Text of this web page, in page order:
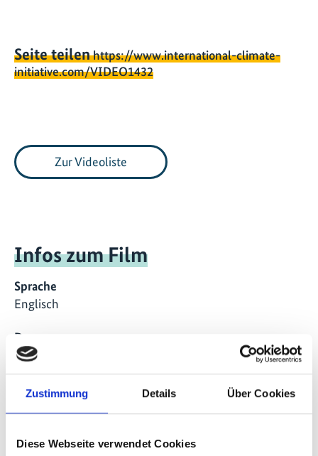
Zustimmung Details Über Cookies
Diese Webseite verwendet Cookies
Seite teilenhttps://www.international-climate-
initiative.com/VIDEO1432
Zur Videoliste
Infos zum Film
Sprache
Englisch
Dauer
03:36
Veröffentlichungsdatum
Land